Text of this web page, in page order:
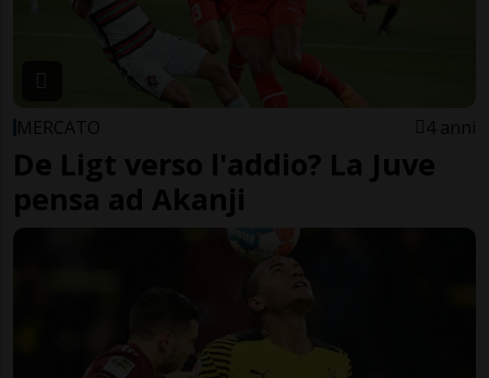
MERCATO 4 anni
De Ligt verso l'addio? La Juve
pensa ad Akanji